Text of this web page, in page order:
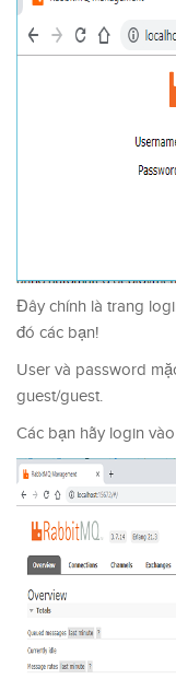
Đây chính là trang
đó các bạn!
User và password
guest/guest.
Các bạn hãy login